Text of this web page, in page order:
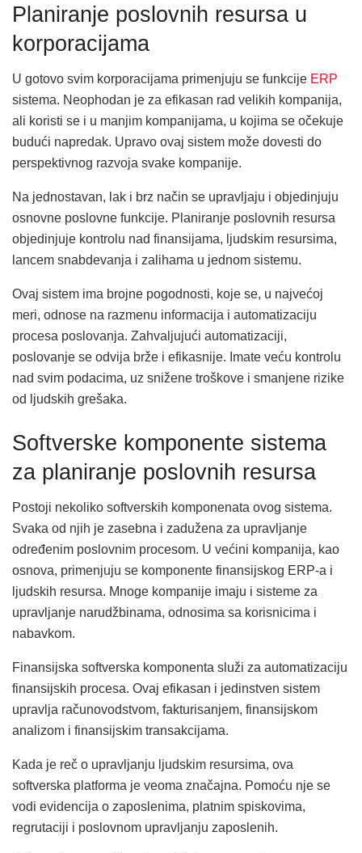
Planiranje poslovnih resursa u
korporacijama
U gotovo svim korporacijama primenjuju se funkcije ERP
sistema. Neophodan je za efikasan rad velikih kompanija,
ali koristi se i u manjim kompanijama, u kojima se očekuje
budući napredak. Upravo ovaj sistem može dovesti do
perspektivnog razvoja svake kompanije.
Na jednostavan, lak i brz način se upravljaju i objedinjuju
osnovne poslovne funkcije. Planiranje poslovnih resursa
objedinjuje kontrolu nad finansijama, ljudskim resursima,
lancem snabdevanja i zalihama u jednom sistemu.
Ovaj sistem ima brojne pogodnosti, koje se, u najvećoj
meri, odnose na razmenu informacija i automatizaciju
procesa poslovanja. Zahvaljujući automatizaciji,
poslovanje se odvija brže i efikasnije. Imate veću kontrolu
nad svim podacima, uz snižene troškove i smanjene rizike
od ljudskih grešaka.
Softverske komponente sistema
za planiranje poslovnih resursa
Postoji nekoliko softverskih komponenata ovog sistema.
Svaka od njih je zasebna i zadužena za upravljanje
određenim poslovnim procesom. U većini kompanija, kao
osnova, primenjuju se komponente finansijskog ERP-a i
ljudskih resursa. Mnoge kompanije imaju i sisteme za
upravljanje narudžbinama, odnosima sa korisnicima i
nabavkom.
Finansijska softverska komponenta služi za automatizaciju
finansijskih procesa. Ovaj efikasan i jedinstven sistem
upravlja računovodstvom, fakturisanjem, finansijskom
analizom i finansijskim transakcijama.
Kada je reč o upravljanju ljudskim resursima, ova
softverska platforma je veoma značajna. Pomoću nje se
vodi evidencija o zaposlenima, platnim spiskovima,
regrutaciji i poslovnom upravljanju zaposlenih.